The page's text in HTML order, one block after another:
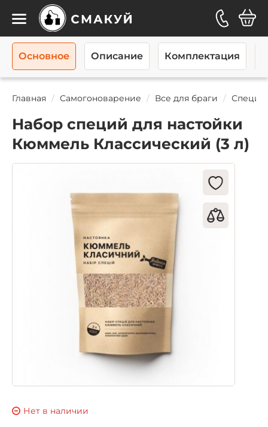
Каталог
Главная Самогоноварение Все для браги Специи
Набор специй для настойки
Кюммель Классический (3 л)
Нет в наличии
Основное Описание Комплектация